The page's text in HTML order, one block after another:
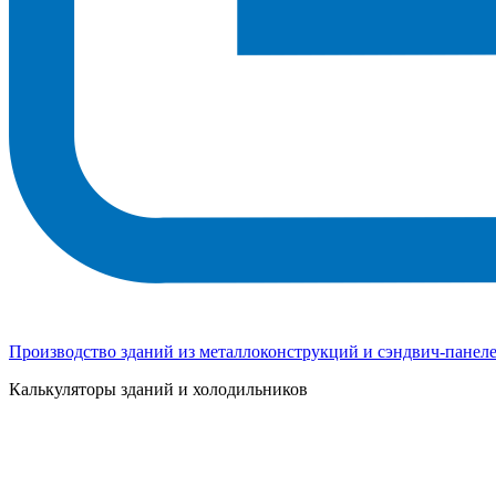
Производство зданий из металлоконструкций и сэндвич-
Калькуляторы зданий и холодильников